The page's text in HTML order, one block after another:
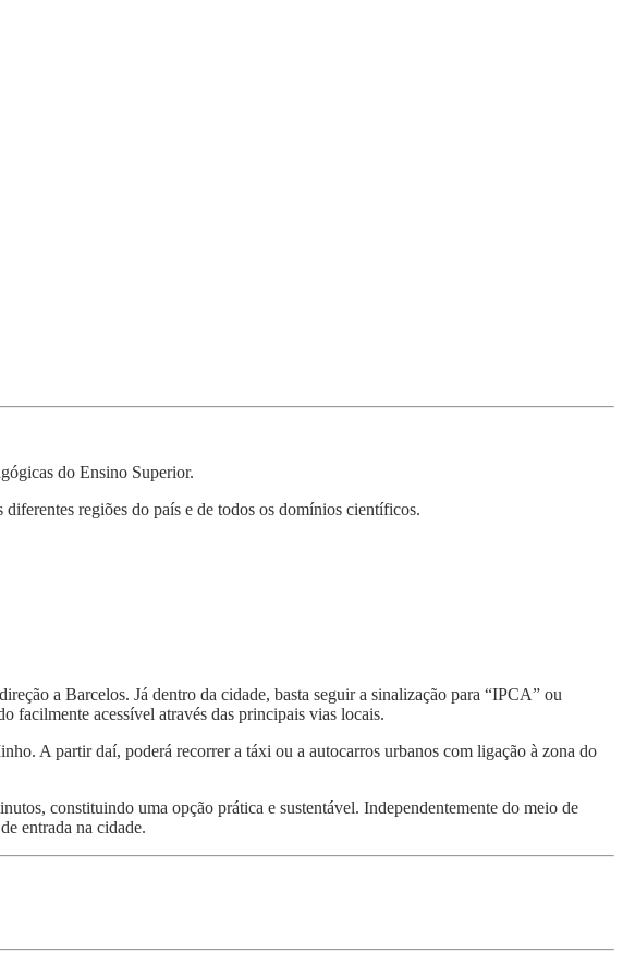
do Ensino Superior.
regiões do país e de todos os domínios científicos.
a Barcelos. Já dentro da cidade, basta seguir a sinalização para “IPCA” ou
facilmente acessível através das principais vias locais.
A partir daí, poderá recorrer a táxi ou a autocarros urbanos com ligação à zona do
constituindo uma opção prática e sustentável. Independentemente do meio de
entrada na cidade.